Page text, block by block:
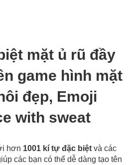
mặt ủ rũ đầy
game hình mặt
đẹp, Emoji
with sweat
hơn 1001 kí tự đặc biệt và các
các bạn có thể dễ dàng tạo tên